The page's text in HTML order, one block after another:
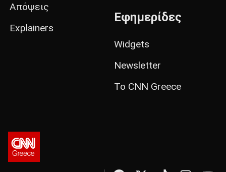
Απόψεις
Explainers
Εφημερίδες
Widgets
Newsletter
Το CNN Greece